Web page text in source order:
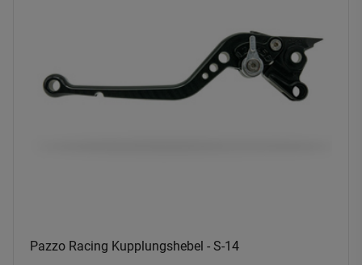
Pazzo Racing Kupplungshebel - S-14